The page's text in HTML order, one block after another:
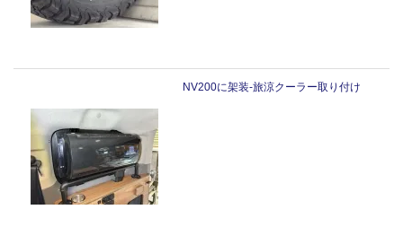
NV200に架装-旅涼クーラー取り付け